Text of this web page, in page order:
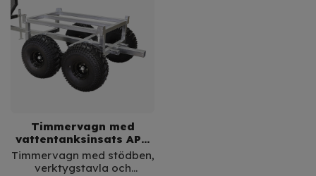
Timmervagn med
vattentanksinsats APG
PRO
Timmervagn med stödben,
verktygstavla och